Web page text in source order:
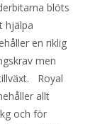
blöts
hjälpa
en riklig
men
Royal
allt
och för